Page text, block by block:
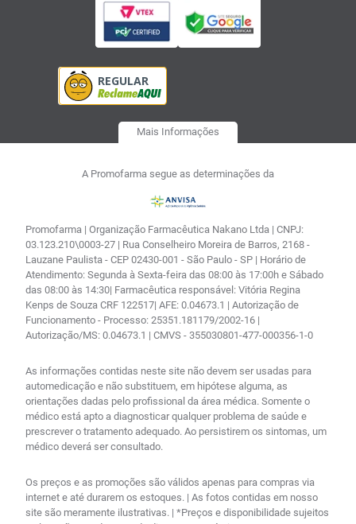
Mais Informações
A Promofarma segue as determinações da
Promofarma | Organização Farmacêutica Nakano Ltda | CNPJ:
03.123.210\0003-27 | Rua Conselheiro Moreira de Barros, 2168 -
Lauzane Paulista - CEP 02430-001 - São Paulo - SP | Horário de
Atendimento: Segunda à Sexta-feira das 08:00 às 17:00h e Sábado
das 08:00 às 14:30| Farmacêutica responsável: Vitória Regina
Kenps de Souza CRF 122517| AFE: 0.04673.1 | Autorização de
Funcionamento - Processo: 25351.181179/2002-16 |
Autorização/MS: 0.04673.1 | CMVS - 355030801-477-000356-1-0
As informações contidas neste site não devem ser usadas para
automedicação e não substituem, em hipótese alguma, as
orientações dadas pelo profissional da área médica. Somente o
médico está apto a diagnosticar qualquer problema de saúde e
prescrever o tratamento adequado. Ao persistirem os sintomas, um
médico deverá ser consultado.
Os preços e as promoções são válidos apenas para compras via
internet e até durarem os estoques. | As fotos contidas em nosso
site são meramente ilustrativas. | *Preços e disponibilidade sujeitos